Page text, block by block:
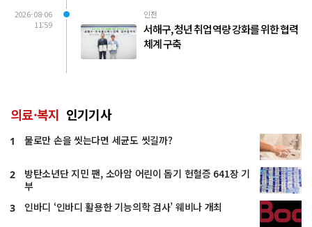
2026-08-06
11:59
인천
서해구, 청년 취업 역량 강화를 위한 협력
체계 구축
의료·복지 인기기사
1 물로만 손을 씻는다면 세균도 씻길까?
2
방탄소년단 지민 팬, 소아암 어린이 돕기 헌혈증 641장 기
부
3 인바디 ‘인바디 활용한 기능의학 검사’ 웨비나 개최